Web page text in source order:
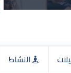
النشاط